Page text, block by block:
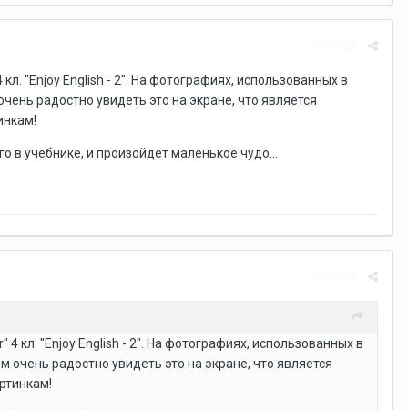
"Enjoy English - 2". На фотографиях, использованных в
радостно увидеть это на экране, что является
учебнике, и произойдет маленькое чудо...
кл. "Enjoy English - 2". На фотографиях, использованных в
радостно увидеть это на экране, что является